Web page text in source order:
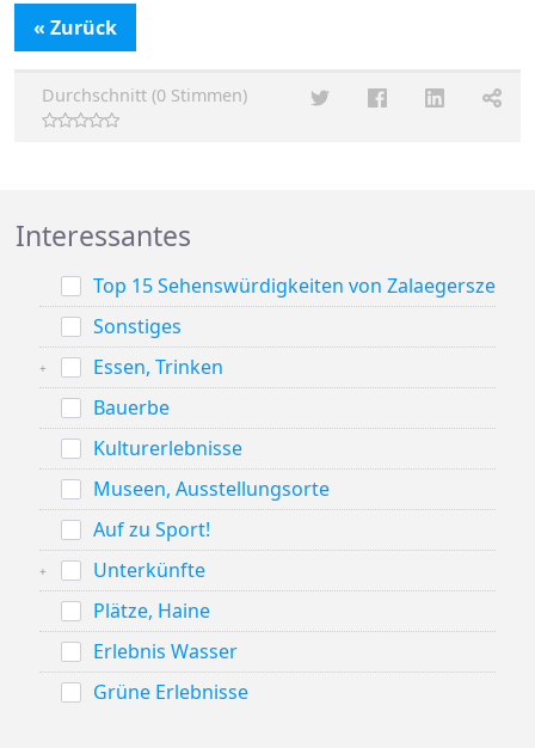
« Zurück
Durchschnitt (0 Stimmen)
Interessantes
Top 15 Sehenswürdigkeiten von Zalaegerszeg
Sonstiges
Essen, Trinken
Bauerbe
Kulturerlebnisse
Museen, Ausstellungsorte
Auf zu Sport!
Unterkünfte
Plätze, Haine
Erlebnis Wasser
Grüne Erlebnisse